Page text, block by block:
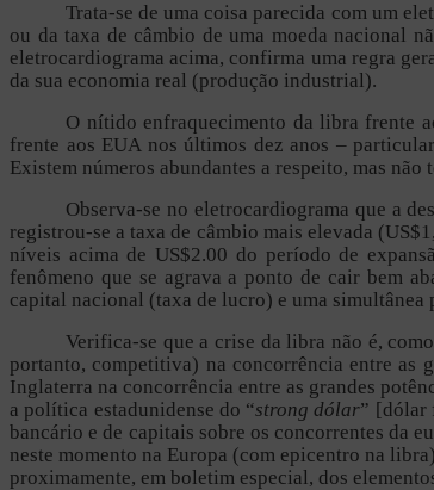
Trata-se de uma coisa parecida com um
ou da taxa de câmbio de uma moeda nacional
eletrocardiograma acima, confirma uma regra
da sua economia real (produção industrial).
O nítido enfraquecimento da libra frente
frente aos EUA nos últimos dez anos –
Existem números abundantes a respeito, mas
Observa-se no eletrocardiograma que a
registrou-se a taxa de câmbio mais elevada
níveis acima de US$2.00 do período de
fenômeno que se agrava a ponto de cair bem
capital nacional (taxa de lucro) e uma
Verifica-se que a crise da libra não é,
portanto, competitiva) na concorrência entre as
Inglaterra na concorrência entre as grandes
a política estadunidense do “strong dólar” [dólar
bancário e de capitais sobre os concorrentes da
neste momento na Europa (com epicentro na
proximamente, em boletim especial, dos